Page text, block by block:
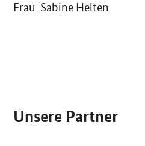
Frau Sabine Helten
Unsere Partner